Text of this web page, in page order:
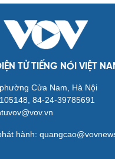
TỬ TIẾNG NÓI VIỆT
Cửa Nam, Hà Nội
84-24-39785691
hành: